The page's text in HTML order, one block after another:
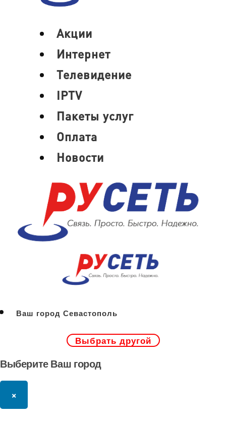
МенюАкции
Интернет
Телевидение
IPTV
Пакеты услуг
Оплата
Новости
Ваш город Севастополь
Выбрать другой
Выберите Ваш город
×